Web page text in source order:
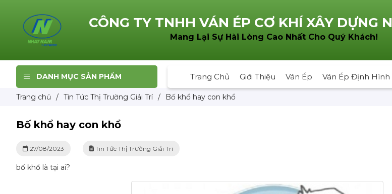
CÔNG TY TNHH VÁN ÉP CƠ KHÍ XÂY DỰNG
Mang Lại Sự Hài Lòng Cao Nhất Cho Quý Khách!
DANH MỤC SẢN PHẨM Trang Chủ Giới Thiệu Ván Ép Ván Ép Định Hình
Trang chủ / Tin Tức Thị Trường Giải Trí / Bố khổ hay con khổ
Bố khổ hay con khổ
27/08/2023 Tin Tức Thị Trường Giải Trí
bố khổ là tại ai?